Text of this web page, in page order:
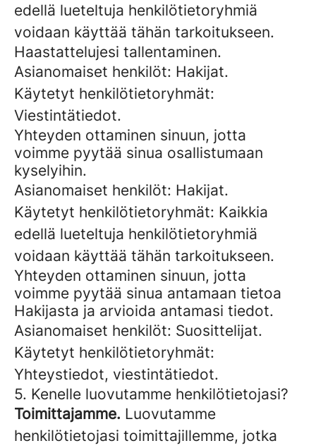
edellä lueteltuja henkilötietoryhmiä
voidaan käyttää tähän tarkoitukseen.
Haastattelujesi tallentaminen.
Asianomaiset henkilöt: Hakijat.
Käytetyt henkilötietoryhmät:
Viestintätiedot.
Yhteyden ottaminen sinuun, jotta
voimme pyytää sinua osallistumaan
kyselyihin.
Asianomaiset henkilöt: Hakijat.
Käytetyt henkilötietoryhmät: Kaikkia
edellä lueteltuja henkilötietoryhmiä
voidaan käyttää tähän tarkoitukseen.
Yhteyden ottaminen sinuun, jotta
voimme pyytää sinua antamaan tietoa
Hakijasta ja arvioida antamasi tiedot.
Asianomaiset henkilöt: Suosittelijat.
Käytetyt henkilötietoryhmät:
Yhteystiedot, viestintätiedot.
5. Kenelle luovutamme henkilötietojasi?
Toimittajamme. Luovutamme
henkilötietojasi toimittajillemme, jotka